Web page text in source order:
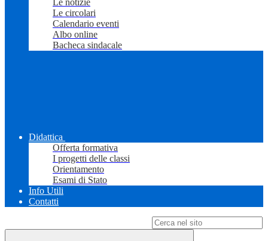
Le notizie
Le circolari
Calendario eventi
Albo online
Bacheca sindacale
Didattica
Offerta formativa
I progetti delle classi
Orientamento
Esami di Stato
Info Utili
Contatti